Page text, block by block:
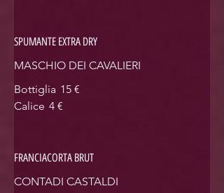
SPUMANTE EXTRA DRY
MASCHIO DEI CAVALIERI
Bottiglia 15 €
Calice 4 €
FRANCIACORTA BRUT
CONTADI CASTALDI